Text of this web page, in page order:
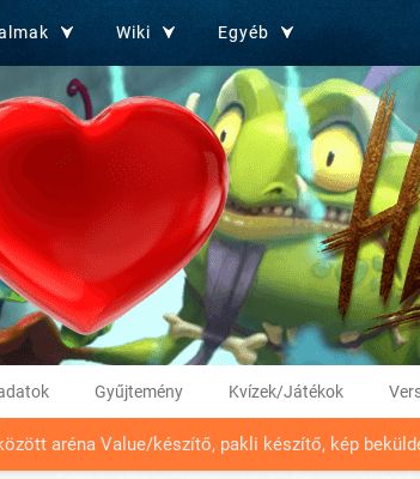
Wiki Egyéb
Gyűjtemény Kvízek/Játékok
aréna Value/készítő, pakli készítő, kép